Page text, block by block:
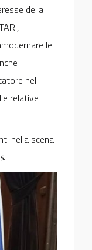
della
le
nel
relative
nella scena
.